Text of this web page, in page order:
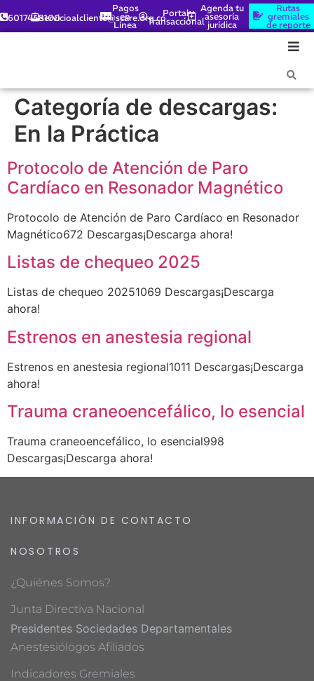
6017448100servicioalcliente@scare.org.co
Pagos
en
Línea
Portal
Transaccional
Agenda tu
asesoría
jurídica
Rutas
gremiales
de reporte
Categoría de descargas:
En la Práctica
Protocolo de Atención de Paro
Cardíaco en Resonador Magnético
Protocolo de Atención de Paro Cardíaco en Resonador
Magnético672 Descargas¡Descarga ahora!
Listas de chequeo 2025
Listas de chequeo 20251069 Descargas¡Descarga
ahora!
Estrenos en anestesia regional
Estrenos en anestesia regional1011 Descargas¡Descarga
ahora!
Trauma craneoencefálico, lo esencial
Trauma craneoencefálico, lo esencial998
Descargas¡Descarga ahora!
INFORMACIÓN DE CONTACTO
NOSOTROS
¿Quiénes Somos?
Junta Directiva Nacional
Presidentes Sociedades Departamentales
Anestesiólogos Afiliados
Indicadores Gremiales